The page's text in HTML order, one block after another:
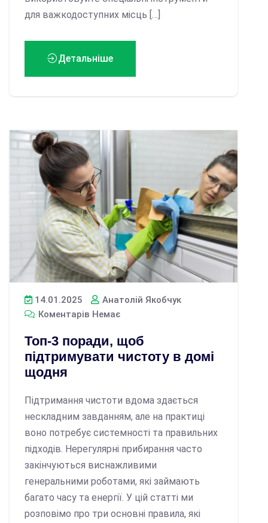
для важкодоступних місць […]
Детальніше
14.01.2025
Анатолій Якобчук
Коментарів Немає
Топ-3 поради, щоб
підтримувати чистоту в домі
щодня
Підтримання чистоти вдома здається
нескладним завданням, але на практиці
воно потребує системності та правильних
підходів. Нерегулярні прибирання часто
закінчуються виснажливими
генеральними роботами, які займають
багато часу та енергії. У цій статті ми
розповімо про три основні правила, які